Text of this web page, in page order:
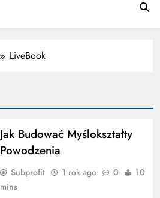
LiveBook
Jak Budować Myślokształty
Powodzenia
Subprofit 1 rok ago 0
10
mins